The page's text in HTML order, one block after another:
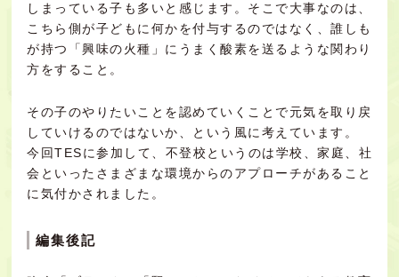
しまっている子も多いと感じます。そこで大事なのは、
こちら側が子どもに何かを付与するのではなく、誰しも
が持つ「興味の火種」にうまく酸素を送るような関わり
方をすること。
その子のやりたいことを認めていくことで元気を取り戻
していけるのではないか、という風に考えています。
今回TESに参加して、不登校というのは学校、家庭、社
会といったさまざまな環境からのアプローチがあること
に気付かされました。
編集後記